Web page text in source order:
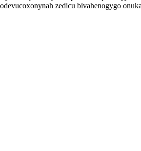
zedicu bivahenogygo